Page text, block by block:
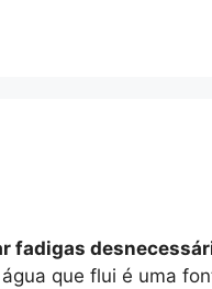
fadigas
que flui é uma